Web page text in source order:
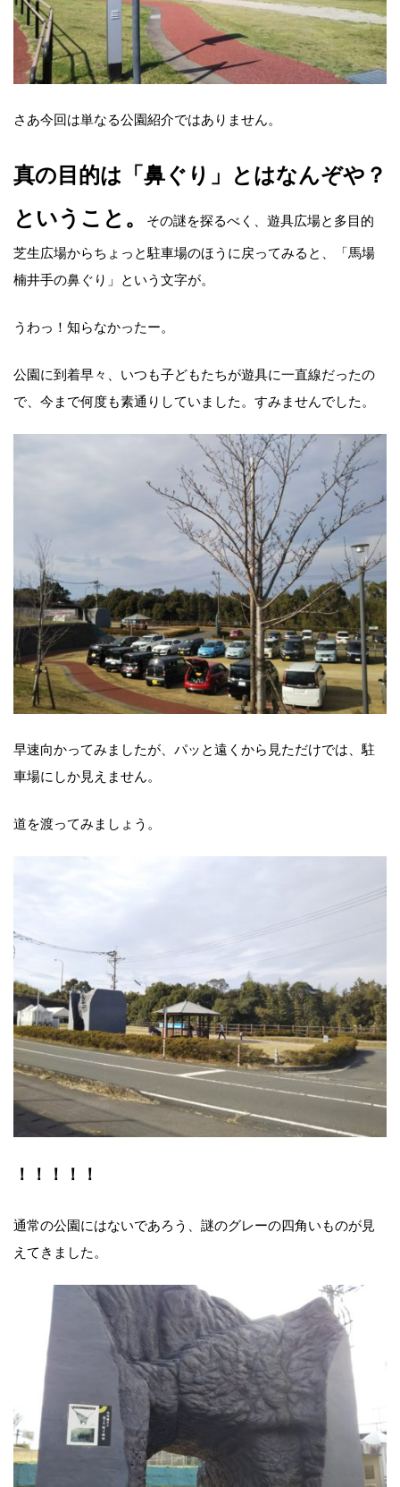
さあ今回は単なる公園紹介ではありません。
真の目的は「鼻ぐり」とはなんぞや？
ということ。
その謎を探るべく、遊具広場と多目的
芝生広場からちょっと駐車場のほうに戻ってみると、「馬場
楠井手の鼻ぐり」という文字が。
うわっ！知らなかったー。
公園に到着早々、いつも子どもたちが遊具に一直線だったの
で、今まで何度も素通りしていました。すみませんでした。
早速向かってみましたが、パッと遠くから見ただけでは、駐
車場にしか見えません。
道を渡ってみましょう。
！！！！！
通常の公園にはないであろう、謎のグレーの四角いものが見
えてきました。